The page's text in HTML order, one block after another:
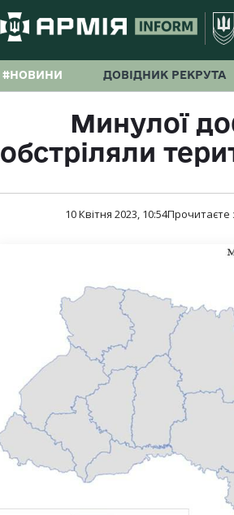
#НОВИНИ ДОВІДНИК РЕКРУТА
Минулої
обстріляли
10 Квітня 2023, 10:54Прочитаєте